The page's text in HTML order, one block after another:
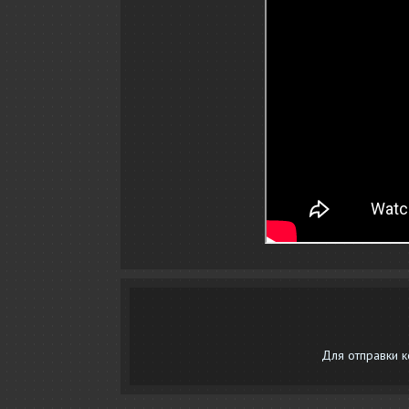
Для отправки